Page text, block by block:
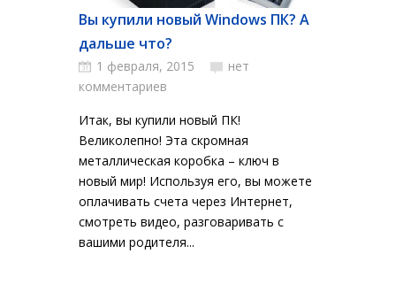
Вы купили новый Windows ПК? А
дальше что?
1 февраля, 2015
нет
комментариев
Итак, вы купили новый ПК!
Великолепно! Эта скромная
металлическая коробка – ключ в
новый мир! Используя его, вы можете
оплачивать счета через Интернет,
смотреть видео, разговаривать с
вашими родителя...